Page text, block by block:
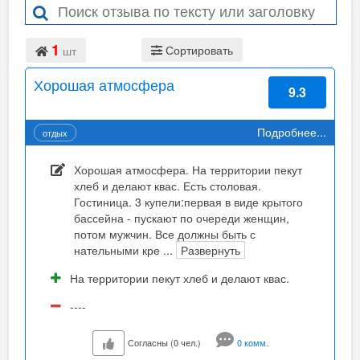
1 шт Сортировать
Хорошая атмосфера 9.3
отдых Подробнее...
Хорошая атмосфера. На территории пекут
хлеб и делают квас. Есть столовая.
Гостиница. 3 купели:первая в виде крытого
бассейна - пускают по очереди женщин,
потом мужчин. Все должны быть с
нательными кре ... Развернуть
На территории пекут хлеб и делают квас.
----
Согласны (0 чел.) 0 комм.